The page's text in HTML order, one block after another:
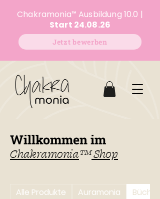
Chakramonia™ Ausbildung 10.0 |
Start 24.08.26
Jetzt bewerben
Willkommen im
Chakramonia™Shop
Alle Produkte Auramonia Bücher